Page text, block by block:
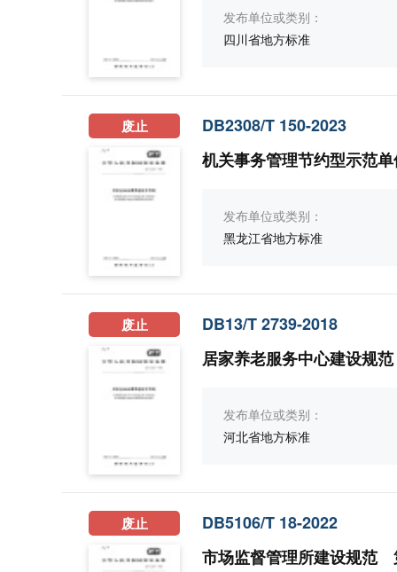
发布单位或类别：
四川省地方标准
废止
DB2308/T 150-2023
机关事务管理节约型示范
发布单位或类别：
黑龙江省地方标准
废止
DB13/T 2739-2018
居家养老服务中心建设规范
发布单位或类别：
河北省地方标准
废止
DB5106/T 18-2022
市场监督管理所建设规范